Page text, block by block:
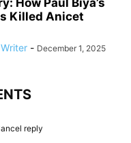
How Paul Biya’s
Killed Anicet
- December 1, 2025
reply